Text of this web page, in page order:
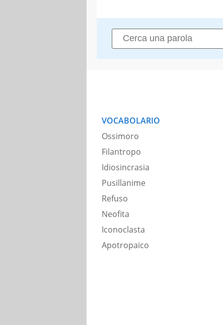
VOCABOLARIO
Ossimoro
Filantropo
Idiosincrasia
Pusillanime
Refuso
Neofita
Iconoclasta
Apotropaico